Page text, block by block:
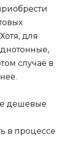
для
случае в
дешевые
в процессе